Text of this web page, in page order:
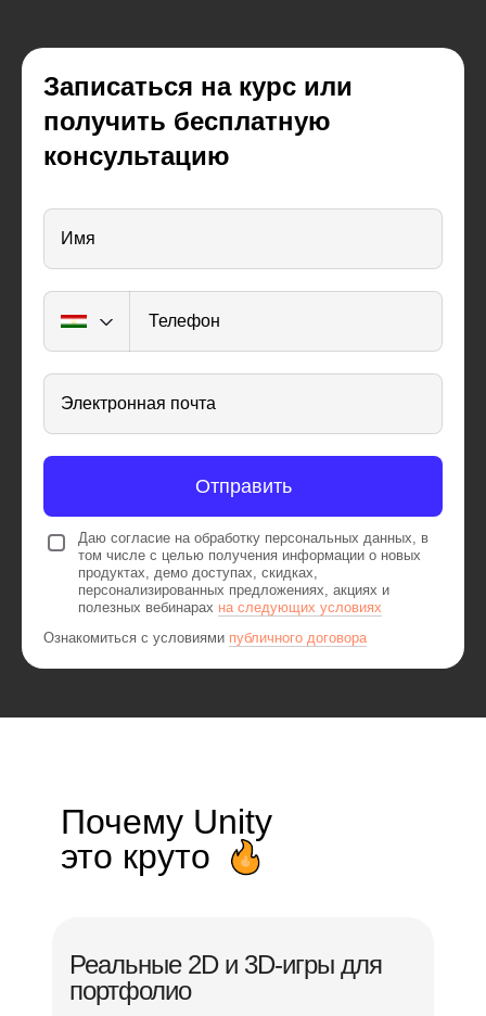
Записаться на курс или
получить бесплатную
консультацию
Имя
Телефон
Электронная почта
Отправить
Даю согласие на обработку персональных данных, в
том числе с целью получения информации о новых
продуктах, демо доступах, скидках,
персонализированных предложениях, акциях и
полезных вебинарах на следующих условиях
Ознакомиться с условиями публичного договора
Почему Unity
это круто
Реальные 2D и 3D-игры для
портфолио